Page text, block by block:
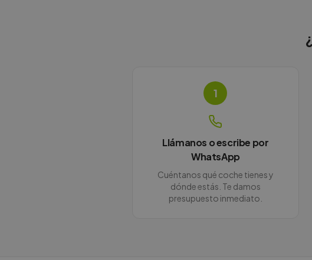
1
Llámanos o escribe por
WhatsApp
Cuéntanos qué coche tienes y
dónde estás. Te damos
presupuesto inmediato.